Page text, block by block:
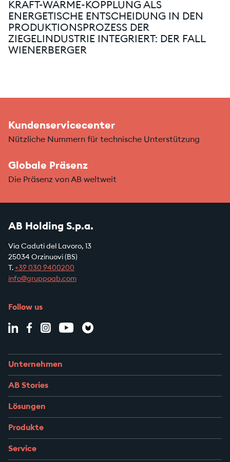
KRAFT-WÄRME-KOPPLUNG ALS
ENERGETISCHE ENTSCHEIDUNG IN DEN
PRODUKTIONSPROZESS DER
ZIEGELINDUSTRIE INTEGRIERT: DER FALL
WIENERBERGER
Kundenservicecenter
Nützliche Nummern für technische Unterstützung
Globale Präsenz
Die Präsenz von AB weltweit
AB Holding S.p.a.
Via Caduti del Lavoro, 13
25034 Orzinuovi (BS)
T. +39 030 9400200
info@gruppoab.com
Follow us
Unternehmen
AB Stories
Lösungen
Produkte
Service